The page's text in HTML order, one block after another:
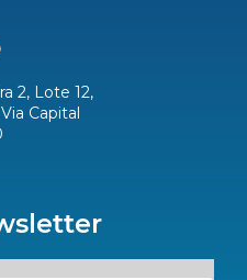
2, Lote 12,
Capital